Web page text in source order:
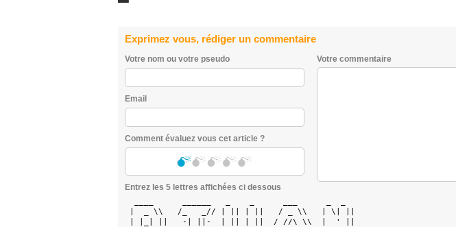
Exprimez vous, rédiger un commentaire
Votre nom ou votre pseudo
Email
Comment évaluez vous cet article ?
Votre commentaire
Entrez les 5 lettres affichées ci dessous
|  _ \\   /_   _// | || | ||   / _ \\   | \| ||
| |_| ||   -| ||-  | || | ||  / //\ \\  |  ' ||